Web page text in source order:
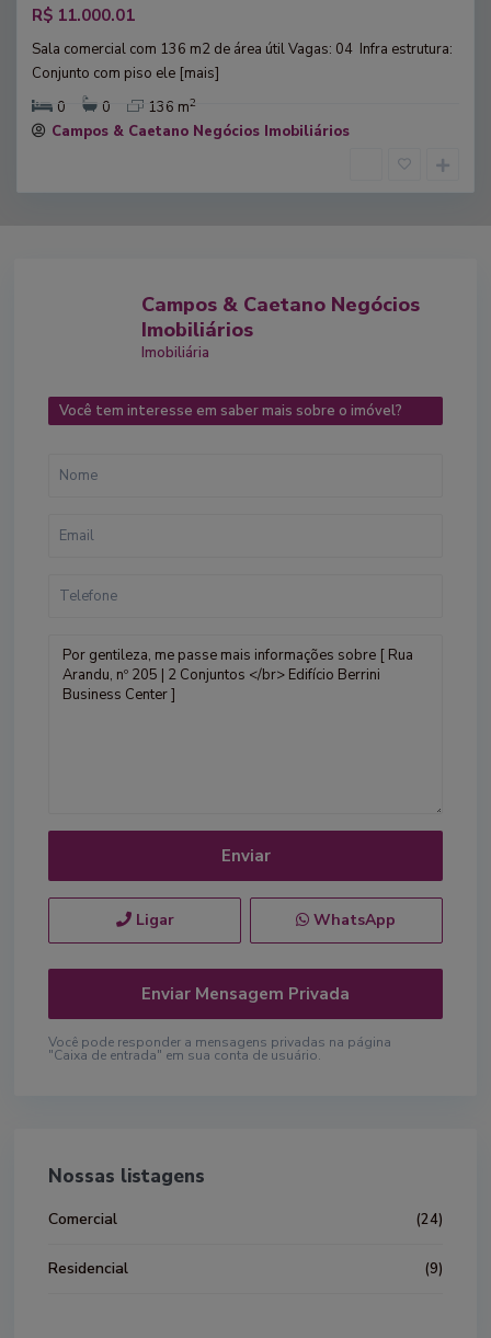
R$ 11.000.01
Sala comercial com 136 m2 de área útil​ Vagas: 04 ​ Infra estrutura:
Conjunto com piso ele [mais]
0
0 136 m2
Campos & Caetano Negócios Imobiliários
Campos & Caetano Negócios
Imobiliários
Imobiliária
Você tem interesse em saber mais sobre o imóvel?
Ligar WhatsApp
Você pode responder a mensagens privadas na página
"Caixa de entrada" em sua conta de usuário.
Nossas listagens
Comercial (24)
Residencial (9)